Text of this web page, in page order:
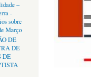
–
-
sobre
Março
DE
DE
DE